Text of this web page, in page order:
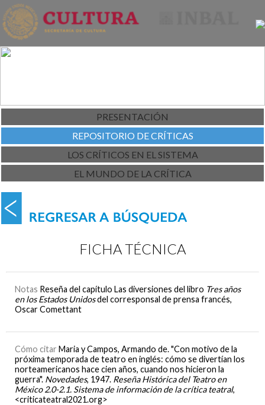
PRESENTACIÓN
REPOSITORIO DE CRÍTICAS
LOS CRÍTICOS EN EL SISTEMA
EL MUNDO DE LA CRÍTICA
FICHA TÉCNICA
Notas Reseña del capítulo Las diversiones del libro Tres años
en los Estados Unidosdel corresponsal de prensa francés,
Oscar Comettant
Cómo citar Maria y Campos, Armando de. "Con motivo de la
próxima temporada de teatro en inglés: cómo se divertían los
norteamericanos hace cien años, cuando nos hicieron la
guerra". Novedades, 1947. Reseña Histórica del Teatro en
México 2.0-2.1. Sistema de información de la crítica teatral,
<criticateatral2021.org>